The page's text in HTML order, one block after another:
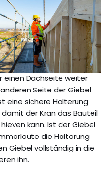
einen Dachseite weiter
Seite der Giebel
eine sichere Halterung
der Kran das Bauteil
kann. Ist der Giebel
die Halterung
Giebel vollständig in die
ihn.